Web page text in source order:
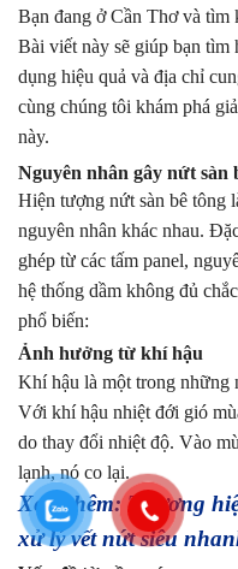
Bạn đang ở Cần Thơ và
Bài viết này sẽ giúp bạn tìm
dụng hiệu quả và địa chỉ
cùng chúng tôi khám phá
này.
Nguyên nhân gây nứt sàn
Hiện tượng nứt sàn bê tông
nguyên nhân khác nhau.
ghép từ các tấm panel,
hệ thống dầm không đủ
phổ biến:
Ảnh hưởng từ khí hậu
Khí hậu là một trong những
Với khí hậu nhiệt đới gió
do thay đổi nhiệt độ. Vào
lạnh, nó co lại.
Xem thêm: Thương
xử lý vết nứt siêu